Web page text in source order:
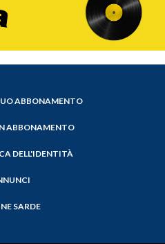
ABBONAMENTO
ABBONAMENTO
DELL'IDENTITÀ
SARDE